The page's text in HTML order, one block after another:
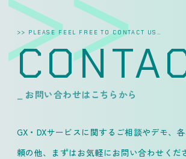
>> PLEASE FEEL FREE TO CONTACT US…
_ お問い合わせはこちらから
GX・DXサービスに関するご相談やデモ、
頼の他、
まずはお気軽にお問い合わせくだ